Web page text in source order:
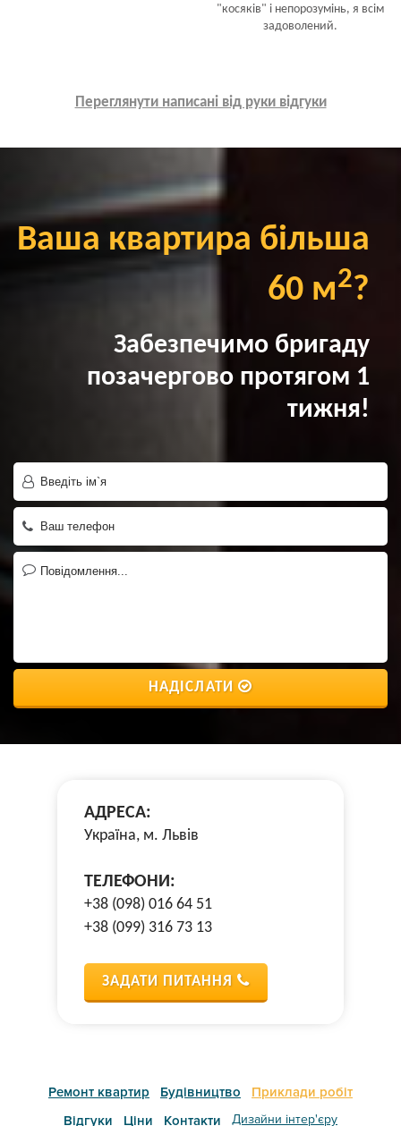
"косяків" і непорозумінь, я всім
задоволений.
Переглянути написані від руки відгуки
Ваша квартира більша
60 м2?
Забезпечимо бригаду
позачергово протягом 1
тижня!
НАДІСЛАТИ
АДРЕСА:
Україна, м. Львів
ТЕЛЕФОНИ:
+38 (098) 016 64 51
+38 (099) 316 73 13
ЗАДАТИ ПИТАННЯ
Ремонт квартир Будівництво
Приклади робіт
Відгуки
Ціни Контакти Дизайни інтер'єру